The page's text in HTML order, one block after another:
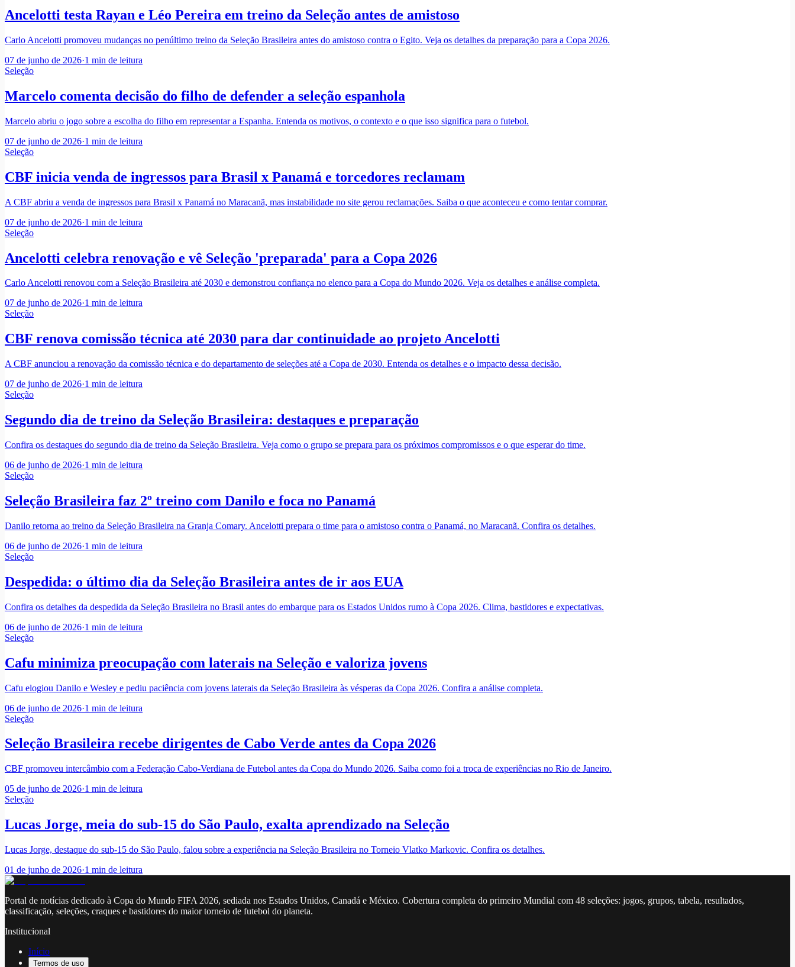
Ancelotti testa Rayan e Léo Pereira em treino da Seleção antes de amistoso
Carlo Ancelotti promoveu mudanças no penúltimo treino da Seleção Brasileira antes do amistoso contra o Egito. Veja os detalhes da preparação para a Copa 2026.
07 de junho de 2026·1 min de leitura
Seleção
Marcelo comenta decisão do filho de defender a seleção espanhola
Marcelo abriu o jogo sobre a escolha do filho em representar a Espanha. Entenda os motivos, o contexto e o que isso significa para o futebol.
07 de junho de 2026·1 min de leitura
Seleção
CBF inicia venda de ingressos para Brasil x Panamá e torcedores reclamam
A CBF abriu a venda de ingressos para Brasil x Panamá no Maracanã, mas instabilidade no site gerou reclamações. Saiba o que aconteceu e como tentar comprar.
07 de junho de 2026·1 min de leitura
Seleção
Ancelotti celebra renovação e vê Seleção 'preparada' para a Copa 2026
Carlo Ancelotti renovou com a Seleção Brasileira até 2030 e demonstrou confiança no elenco para a Copa do Mundo 2026. Veja os detalhes e análise completa.
07 de junho de 2026·1 min de leitura
Seleção
CBF renova comissão técnica até 2030 para dar continuidade ao projeto Ancelotti
A CBF anunciou a renovação da comissão técnica e do departamento de seleções até a Copa de 2030. Entenda os detalhes e o impacto dessa decisão.
07 de junho de 2026·1 min de leitura
Seleção
Segundo dia de treino da Seleção Brasileira: destaques e preparação
Confira os destaques do segundo dia de treino da Seleção Brasileira. Veja como o grupo se prepara para os próximos compromissos e o que esperar do time.
06 de junho de 2026·1 min de leitura
Seleção
Seleção Brasileira faz 2º treino com Danilo e foca no Panamá
Danilo retorna ao treino da Seleção Brasileira na Granja Comary. Ancelotti prepara o time para o amistoso contra o Panamá, no Maracanã. Confira os detalhes.
06 de junho de 2026·1 min de leitura
Seleção
Despedida: o último dia da Seleção Brasileira antes de ir aos EUA
Confira os detalhes da despedida da Seleção Brasileira no Brasil antes do embarque para os Estados Unidos rumo à Copa 2026. Clima, bastidores e expectativas.
06 de junho de 2026·1 min de leitura
Seleção
Cafu minimiza preocupação com laterais na Seleção e valoriza jovens
Cafu elogiou Danilo e Wesley e pediu paciência com jovens laterais da Seleção Brasileira às vésperas da Copa 2026. Confira a análise completa.
06 de junho de 2026·1 min de leitura
Seleção
Seleção Brasileira recebe dirigentes de Cabo Verde antes da Copa 2026
CBF promoveu intercâmbio com a Federação Cabo-Verdiana de Futebol antes da Copa do Mundo 2026. Saiba como foi a troca de experiências no Rio de Janeiro.
05 de junho de 2026·1 min de leitura
Seleção
Lucas Jorge, meia do sub-15 do São Paulo, exalta aprendizado na Seleção
Lucas Jorge, destaque do sub-15 do São Paulo, falou sobre a experiência na Seleção Brasileira no Torneio Vlatko Markovic. Confira os detalhes.
01 de junho de 2026·1 min de leitura
Portal de notícias dedicado à Copa do Mundo FIFA 2026, sediada nos Estados Unidos, Canadá e México. Cobertura completa do primeiro Mundial com 48 seleções: jogos, grupos, tabela, resultados,
classificação, seleções, craques e bastidores do maior torneio de futebol do planeta.
Institucional
Início
Termos de uso